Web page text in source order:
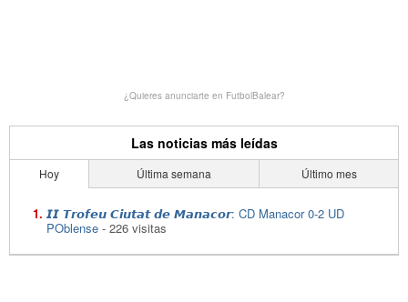
¿Quieres anunciarte en FutbolBalear?
Las noticias más leídas
Hoy Última semana Último mes
𝙄𝙄 𝙏𝙧𝙤𝙛𝙚𝙪 𝘾𝙞𝙪𝙩𝙖𝙩 𝙙𝙚 𝙈𝙖𝙣𝙖𝙘𝙤𝙧: CD Manacor 0-2 UD
POblense - 226 visitas